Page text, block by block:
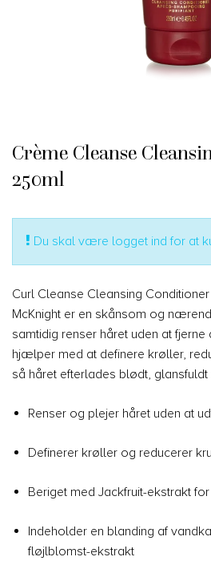
Crème Cleanse
250ml
Du skal være logget ind for at
Curl Cleanse Cleansing
McKnight er en skånsom og
samtidig renser håret uden at
hjælper med at definere krøller,
så håret efterlades blødt, glansfuldt
Renser og plejer håret uden at
Definerer krøller og reducerer
Beriget med Jackfruit-ekstrakt
Indeholder en blanding af
fløjlblomst-ekstrakt